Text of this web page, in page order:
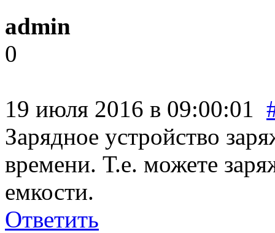
admin
0
19 июля 2016 в 09:00:01
Зарядное устройство
времени. Т.е. можете
емкости.
Ответить